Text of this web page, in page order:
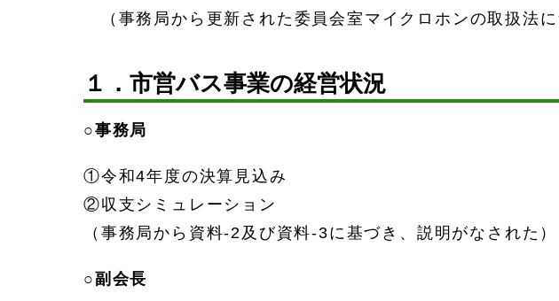
（事務局から更新された委員会室マイクロホンの取扱法に
１．市営バス事業の経営状況
○事務局
①令和4年度の決算見込み
②収支シミュレーション
（事務局から資料-2及び資料-3に基づき、説明がなされた）
○副会長